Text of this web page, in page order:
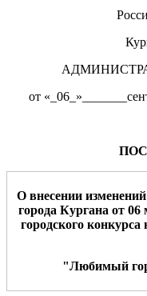
от
О внесении
города Кургана от
городского конкурса
"Любимый